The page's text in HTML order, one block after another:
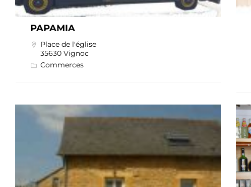
PAPAMIA
Place de l'église
35630 Vignoc
Commerces